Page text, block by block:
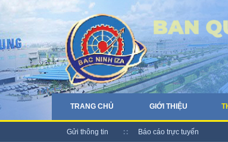
TRANG CHỦ GIỚI THIỆU
Gửi thông tin Báo cáo trực tuyến